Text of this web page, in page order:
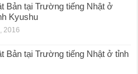
Bản tại Trường tiếng Nhật ở
Kyushu
2016
Bản tại Trường tiếng Nhật ở tỉnh